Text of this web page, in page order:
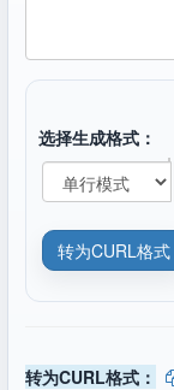
选择生成格式：
转为CURL格式：